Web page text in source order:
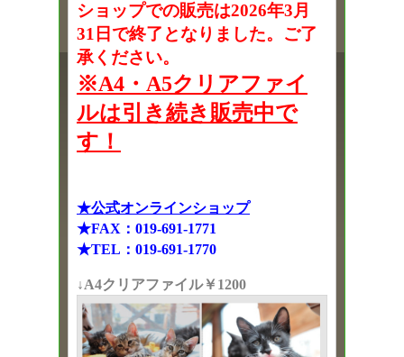
ショップでの販売は2026年3月
31日で終了となりました。ご了
承ください。
※A4・A5クリアファイ
ルは引き続き販売中で
す！
★公式オンラインショップ
★FAX：019-691-1771
★TEL：019-691-1770
↓A4クリアファイル￥1200